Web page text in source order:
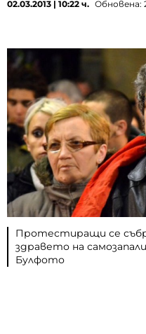
02.03.2013 | 10:22 ч. Обновена:
Протестиращи се
здравето на
Булфото